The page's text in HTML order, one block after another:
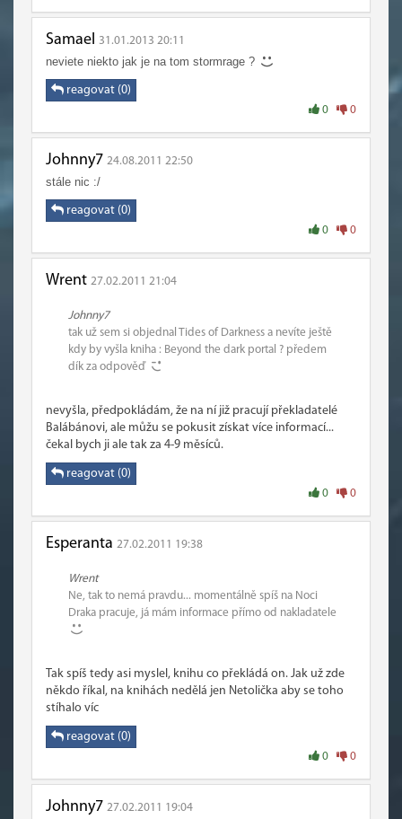
Samael 31.01.2013 20:11
neviete niekto jak je na tom stormrage ?
reagovat (0)
0 0
Johnny7 24.08.2011 22:50
stále nic :/
reagovat (0)
0 0
Wrent 27.02.2011 21:04
Johnny7
tak už sem si objednal Tides of Darkness a nevíte ještě
kdy by vyšla kniha : Beyond the dark portal ? předem
dík za odpověď
nevyšla, předpokládám, že na ní již pracují překladatelé
Balábánovi, ale můžu se pokusit získat více informací...
čekal bych ji ale tak za 4-9 měsíců.
reagovat (0)
0 0
Esperanta 27.02.2011 19:38
Wrent
Ne, tak to nemá pravdu... momentálně spíš na Noci
Draka pracuje, já mám informace přímo od nakladatele
Tak spíš tedy asi myslel, knihu co překládá on. Jak už zde
někdo říkal, na knihách nedělá jen Netolička aby se toho
stíhalo víc
reagovat (0)
0 0
Johnny7 27.02.2011 19:04